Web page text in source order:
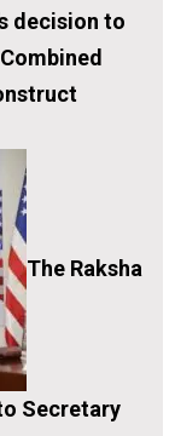
decision to
The Raksha
Secretary